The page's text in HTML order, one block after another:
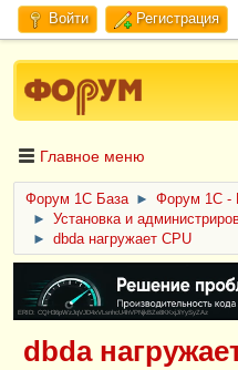
Войти Регистрация
Главное меню
Форум 1C База ►
Форум 1С -
►
Установка и
►
dbda нагружает CPU
ERID: CQH36pWzJqVJD4xVLsnhcU4hVPNjkBZe8KKxjJiYySyZAz
dbda